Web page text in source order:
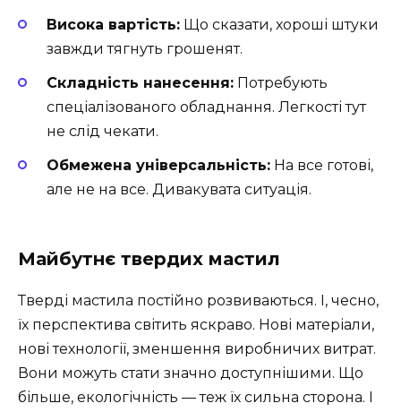
Висока вартість: Що сказати, хороші штуки
завжди тягнуть грошенят.
Складність нанесення: Потребують
спеціалізованого обладнання. Легкості тут
не слід чекати.
Обмежена універсальність: На все готові,
але не на все. Дивакувата ситуація.
Майбутнє твердих мастил
Тверді мастила постійно розвиваються. І, чесно,
їх перспектива світить яскраво. Нові матеріали,
нові технології, зменшення виробничих витрат.
Вони можуть стати значно доступнішими. Що
більше, екологічність — теж їх сильна сторона. І